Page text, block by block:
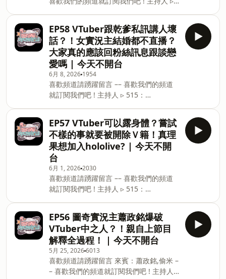
si=A3Z9ayRfTPSQ6aU3INVzBQ 🎧
SoundOn https://player.s
https://www.instagram.com/im515vt/
▹ 真理果：
https://www.instagram.com/marikavtuber/
–– 每週一晚上７點更新全新集數，歡迎來
收聽！ 🎧Apple
podcasthttps://podcasts.apple.com/us/podcast/
🎧Spotify
https://open.spotify.com/show/
si=A3Z9ayRfTPSQ6aU3INVzBQ 🎧
SoundOn https:/
EP58 VTuber跟乾爹私訊講人壞
話？！女實況主結婚都不直播？
大家真的應該回粉絲訊息跟談戀
愛嗎 | 今天不開台
6月 8, 2026 1954
喜歡頻道請踴躍留言 –– 喜歡我們的頻道
就訂閱我們吧 ! 主持人 ▹ 515：
https://www.instagram.com/marikavtuber/
–– 每週一晚上７點更新全新集數，歡迎來
收聽！ 🎧Apple
podcasthttps://podcasts.apple.com/us/podcast/
🎧Spotify
https://open.spotify.com/show/
si=A3Z9ayRfTPSQ6aU3INVzBQ 🎧
SoundOn https://player.s
EP57 VTuber可以露身體？嘗試
不樣的事就要被開除Ｖ籍！真理
果想加入hololive? | 今天不開
台
6月 1, 20262030
喜歡頻道請踴躍留言 –– 喜歡我們的頻道
就訂閱我們吧 ! 主持人 ▹ 515：
https://www.instagram.com/marikavtuber/
–– 每週一晚上７點更新全新集數，歡迎來
收聽！ 🎧Apple
podcasthttps://podcasts.apple.com/us/podcast/
🎧Spotify
https://open.spotify.com/show/
EP56 圖奇實況主蕭政銘爆破
VTuber中之人？！親自上節目
解釋全過程！ | 今天不開台
5月 25, 20266013
喜歡頻道請踴躍留言 來賓：蕭政銘,偷米 –
– 喜歡我們的頻道就訂閱我們吧 ! 主持人 ▹